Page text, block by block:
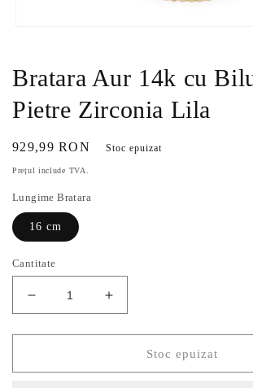
1
într-
fereastră
modală
Bratara Aur 14k cu
Pietre Zirconia Lila
Preț
obișnuit
929,99 RON Stoc epuizat
Prețul include TVA.
Lungime Bratara
16 cm
Cantitate
Reduceți
cantitatea
pentru
Aur
Creșteți
cantitatea
pentru
Bratara
Aur
Stoc epuizat